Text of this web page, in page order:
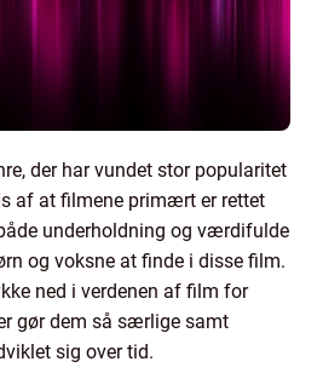
der har vundet stor popularitet
af at filmene primært er rettet
underholdning og værdifulde
og voksne at finde i disse film.
ned i verdenen af film for
gør dem så særlige samt
sig over tid.